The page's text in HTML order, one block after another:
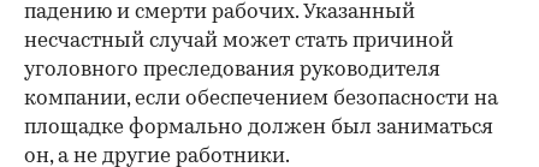
падению и смерти рабочих. Указанный
несчастный случай может стать причиной
уголовного преследования руководителя
компании, если обеспечением безопасности на
площадке формально должен был заниматься
он, а не другие работники.